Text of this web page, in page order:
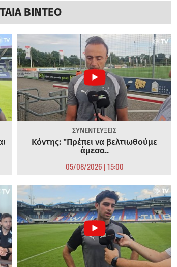
ΒΙΝΤΕΟ
ΣΥΝΕΝΤΕΥΞΕΙΣ
Κόντης: "Πρέπει να βελτιωθούμε
άμεσα..
05/08/2026 | 15:00